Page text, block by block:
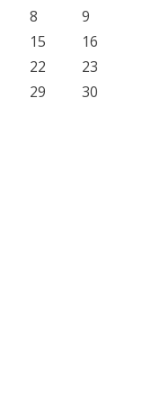
8
9
15
16
22
23
29
30